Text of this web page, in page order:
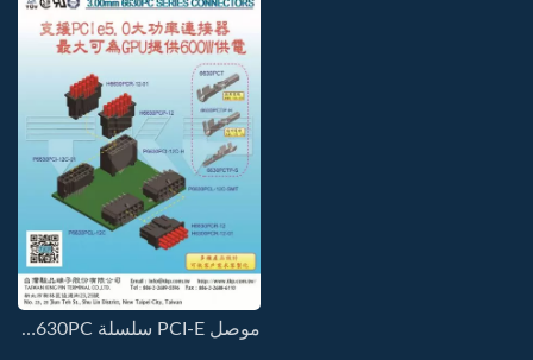
موصل PCI-E سلسلة 3.00MM-6630PC